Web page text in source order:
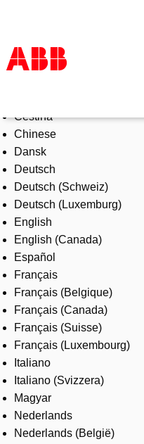
Products & Solutions
Industries
Services
About us
Where to buy
Contact us
Careers
Čeština
Chinese
Dansk
Deutsch
Deutsch (Schweiz)
Deutsch (Luxemburg)
English
English (Canada)
Español
Français
Français (Belgique)
Français (Canada)
Français (Suisse)
Français (Luxembourg)
Italiano
Italiano (Svizzera)
Magyar
Nederlands
Nederlands (België)